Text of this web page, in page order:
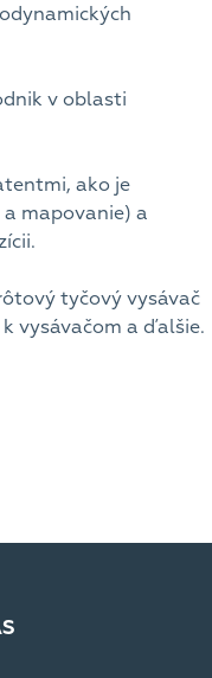
v oblasti
ako je
mapovanie) a
tyčový vysávač
vysávačom a ďalšie.